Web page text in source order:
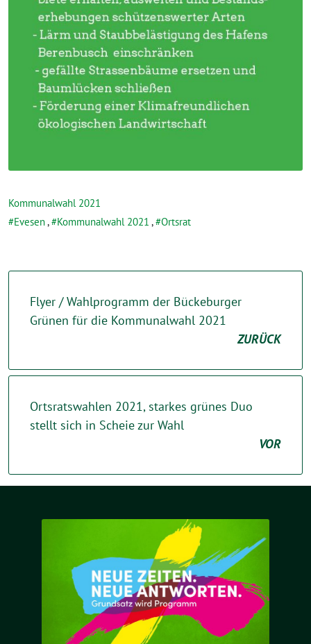
Kommunalwahl 2021
Evesen, Kommunalwahl 2021 , Ortsrat
Flyer / Wahlprogramm der Bückeburger
Grünen für die Kommunalwahl 2021
ZURÜCK
Ortsratswahlen 2021, starkes grünes Duo
stellt sich in Scheie zur Wahl
VOR